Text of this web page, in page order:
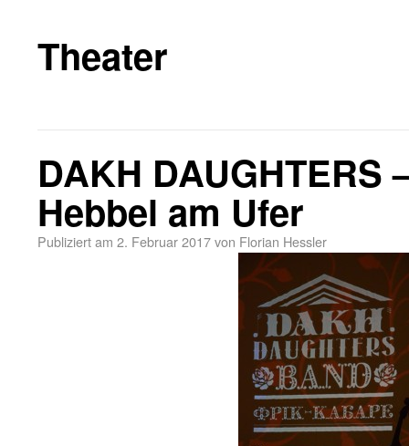
Theater
DAKH DAUGHTERS
Hebbel am Ufer
Publiziert am 2. Februar 2017von Florian Hessler